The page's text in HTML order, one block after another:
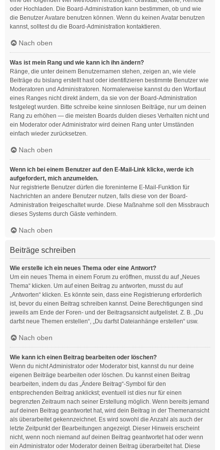
oder Hochladen. Die Board-Administration kann bestimmen, ob und wie
die Benutzer Avatare benutzen können. Wenn du keinen Avatar benutzen
kannst, solltest du die Board-Administration kontaktieren.
Nach oben
Was ist mein Rang und wie kann ich ihn ändern?
Ränge, die unter deinem Benutzernamen stehen, zeigen an, wie viele
Beiträge du bislang erstellt hast oder identifizieren bestimmte Benutzer wie
Moderatoren und Administratoren. Normalerweise kannst du den Wortlaut
eines Ranges nicht direkt ändern, da sie von der Board-Administration
festgelegt wurden. Bitte schreibe keine sinnlosen Beiträge, nur um deinen
Rang zu erhöhen — die meisten Boards dulden dieses Verhalten nicht und
ein Moderator oder Administrator wird deinen Rang unter Umständen
einfach wieder zurücksetzen.
Nach oben
Wenn ich bei einem Benutzer auf den E-Mail-Link klicke, werde ich
aufgefordert, mich anzumelden.
Nur registrierte Benutzer dürfen die foreninterne E-Mail-Funktion für
Nachrichten an andere Benutzer nutzen, falls diese von der Board-
Administration freigeschaltet wurde. Diese Maßnahme soll den Missbrauch
dieses Systems durch Gäste verhindern.
Nach oben
Beiträge schreiben
Wie erstelle ich ein neues Thema oder eine Antwort?
Um ein neues Thema in einem Forum zu eröffnen, musst du auf „Neues
Thema“ klicken. Um auf einen Beitrag zu antworten, musst du auf
„Antworten“ klicken. Es könnte sein, dass eine Registrierung erforderlich
ist, bevor du einen Beitrag schreiben kannst. Deine Berechtigungen sind
jeweils am Ende der Foren- und der Beitragsansicht aufgelistet. Z. B. „Du
darfst neue Themen erstellen“, „Du darfst Dateianhänge erstellen“ usw.
Nach oben
Wie kann ich einen Beitrag bearbeiten oder löschen?
Wenn du nicht Administrator oder Moderator bist, kannst du nur deine
eigenen Beiträge bearbeiten oder löschen. Du kannst einen Beitrag
bearbeiten, indem du das „Ändere Beitrag“-Symbol für den
entsprechenden Beitrag anklickst; eventuell ist dies nur für einen
begrenzten Zeitraum nach seiner Erstellung möglich. Wenn bereits jemand
auf deinen Beitrag geantwortet hat, wird dein Beitrag in der Themenansicht
als überarbeitet gekennzeichnet. Es wird sowohl die Anzahl als auch der
letzte Zeitpunkt der Bearbeitungen angezeigt. Dieser Hinweis erscheint
nicht, wenn noch niemand auf deinen Beitrag geantwortet hat oder wenn
ein Administrator oder Moderator deinen Beitrag überarbeitet hat. Diese